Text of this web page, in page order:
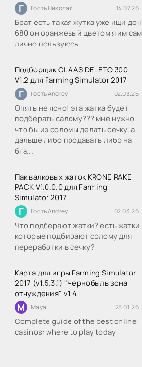
Г Гость Николай 14.07.26
Брат есть такая жутка уже ищи дон
680 он оранжевый цветом я им сам
лично пользуюсь
Подборщик CLAAS DELETO 300
V1.2 для Farming Simulator 2017
Г Гость Andrey 02.03.26
Опять не ясно! эта жатка будет
подберать салому??? мне нужно
что бы из соломы делать сечку, а
дальше либо продавать либо на
бга...
Пак валковых жаток KRONE RAKE
PACK V1.0.0.0 для Farming
Simulator 2017
Г Гость Andrey 02.03.26
Что подберают жатки? есть жатки
которые подбирают солому для
переработки в сечку?
Карта для игры Farming Simulator
2017 (v1.5.3.1) "Чернобыль зона
отчуждения" v1.4
M Maya 28.01.26
Complete guide of the best online
casinos: where to play today